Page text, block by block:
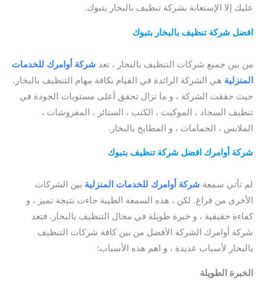
عليك إلا الإستعانة بشركة تنظيف بالبخار بتبوك.
افضل شركة تنظيف بالبخار بتبوك
من بين جميع شركات التنظيف بالبخار ، تعد شركة أوامرك للخدمات
المنزلية هي الشركة الرائدة في القيام بكافة مهام التنظيف بالبخار.
حيث حققت الشركة ، و ما تزال تحقق أعلى مستويات الجودة في
تنظيف السجاد ، الموكيت ، الكنب ، الستائر ، المفروشات ،
الملابس ، الحمامات ، و المطابخ بالبخار.
شركة أوامرك افضل شركة تنظيف بتبوك
لم تأتي سمعة شركة أوامرك للخدمات المنزلية بين الشركات
الأخرى من فراغ. لكن ، هذه السمعة الطيبة جاءت نتيجة تميز ، و
كفاءة حقيقية ، و خبرة طويلة في مجال التنظيف بالبخار. فتعد
شركة أوامرك الشركة الأفضل من بين كافة شركات التنظيف
بالبخار لأسباب عديدة ، و اهم هذه الأسباب:
الخبرة الطويلة